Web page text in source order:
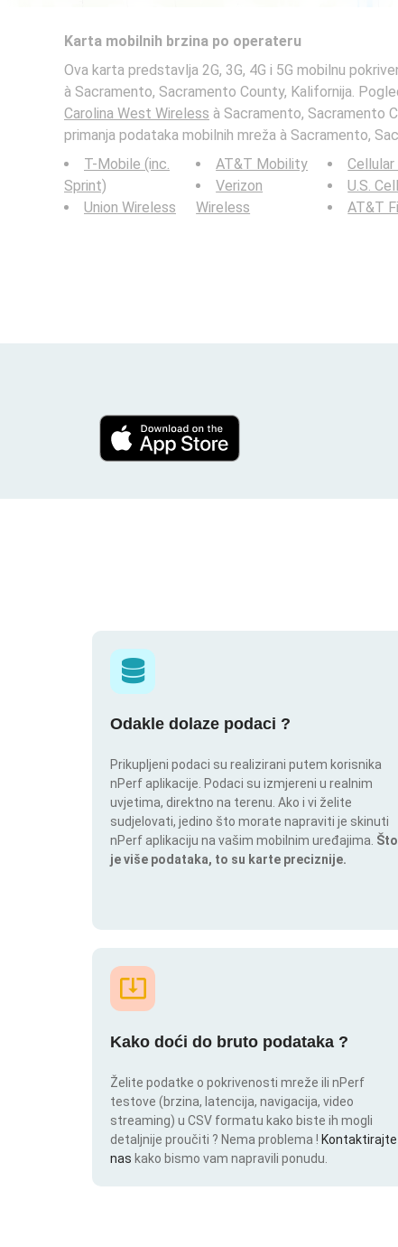
Karta mobilnih brzina po operateru
Ova karta predstavlja 2G, 3G, 4G i 5G mobilnu
à Sacramento, Sacramento County, Kalifornija.
Carolina West Wireless à Sacramento, Sacramento
primanja podataka mobilnih mreža à Sacramento,
T-Mobile (inc.
Sprint)
Union Wireless
AT&T Mobility
Verizon
Wireless
Cellular
U.S.
AT&T
Odakle dolaze podaci ?
Prikupljeni podaci su realizirani putem korisnika
nPerf aplikacije. Podaci su izmjereni u realnim
uvjetima, direktno na terenu. Ako i vi želite
sudjelovati, jedino što morate napraviti je skinuti
nPerf aplikaciju na vašim mobilnim uređajima. Što
je više podataka, to su karte preciznije.
Kako doći do bruto podataka ?
Želite podatke o pokrivenosti mreže ili nPerf
testove (brzina, latencija, navigacija, video
streaming) u CSV formatu kako biste ih mogli
detaljnije proučiti ? Nema problema ! Kontaktirajte
nas kako bismo vam napravili ponudu.